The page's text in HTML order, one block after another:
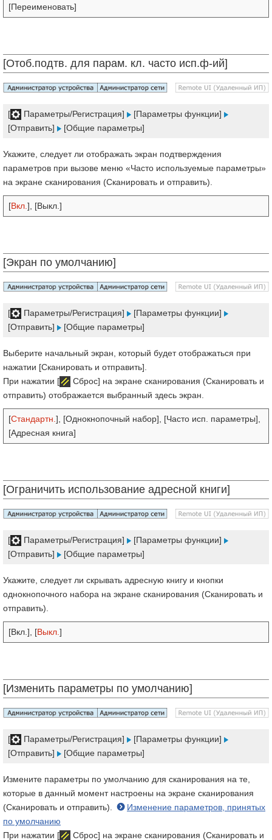
[Переименовать]
[Отоб.подтв. для парам. кл. часто исп.ф-ий]
[ Параметры/Регистрация]
[Параметры функции]
[Отправить]
[Общие параметры]
Укажите, следует ли отображать экран подтверждения
параметров при вызове меню «Часто используемые параметры»
на экране сканирования (Сканировать и отправить).
[Вкл. ], [Выкл.]
[Экран по умолчанию]
[ Параметры/Регистрация]
[Параметры функции]
[Отправить]
[Общие параметры]
Выберите начальный экран, который будет отображаться при
нажатии [Сканировать и отправить].
При нажатии [
Сброс] на экране сканирования (Сканировать и
отправить) отображается выбранный здесь экран.
[Стандартн. ], [Однокнопочный набор], [Часто исп. параметры],
[Адресная книга]
[Ограничить использование адресной книги]
[ Параметры/Регистрация]
[Параметры функции]
[Отправить]
[Общие параметры]
Укажите, следует ли скрывать адресную книгу и кнопки
однокнопочного набора на экране сканирования (Сканировать и
отправить).
[Вкл.], [Выкл. ]
[Изменить параметры по умолчанию]
[ Параметры/Регистрация]
[Параметры функции]
[Отправить]
[Общие параметры]
Измените параметры по умолчанию для сканирования на те,
которые в данный момент настроены на экране сканирования
(Сканировать и отправить).
Изменение параметров, принятых
по умолчанию
При нажатии [
Сброс] на экране сканирования (Сканировать и